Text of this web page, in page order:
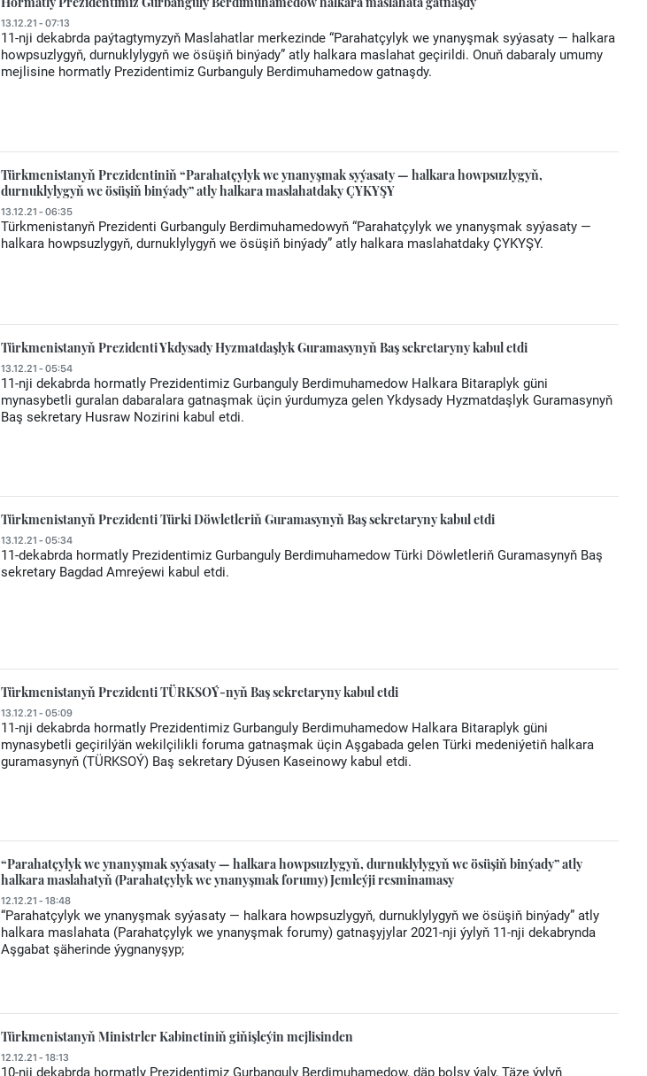
13.12.21 - 07:13
11-nji dekabrda paýtagtymyzyň Maslahatlar merkezinde “Parahatçylyk we ynanyşmak syýasaty — halkara
howpsuzlygyň, durnuklylygyň we ösüşiň binýady” atly halkara maslahat geçirildi. Onuň dabaraly umumy
mejlisine hormatly Prezidentimiz Gurbanguly Berdimuhamedow gatnaşdy.
Türkmenistanyň Prezidentiniň “Parahatçylyk we ynanyşmak syýasaty — halkara howpsuzlygyň,
durnuklylygyň we ösüşiň binýady” atly halkara maslahatdaky ÇYKYŞY
13.12.21 - 06:35
Türkmenistanyň Prezidenti Gurbanguly Berdimuhamedowyň “Parahatçylyk we ynanyşmak syýasaty —
halkara howpsuzlygyň, durnuklylygyň we ösüşiň binýady” atly halkara maslahatdaky ÇYKYŞY.
Türkmenistanyň Prezidenti Ykdysady Hyzmatdaşlyk Guramasynyň Baş sekretaryny kabul etdi
13.12.21 - 05:54
11-nji dekabrda hormatly Prezidentimiz Gurbanguly Berdimuhamedow Halkara Bitaraplyk güni
mynasybetli guralan dabaralara gatnaşmak üçin ýurdumyza gelen Ykdysady Hyzmatdaşlyk Guramasynyň
Baş sekretary Husraw Nozirini kabul etdi.
Türkmenistanyň Prezidenti Türki Döwletleriň Guramasynyň Baş sekretaryny kabul etdi
13.12.21 - 05:34
11-dekabrda hormatly Prezidentimiz Gurbanguly Berdimuhamedow Türki Döwletleriň Guramasynyň Baş
sekretary Bagdad Amreýewi kabul etdi.
Türkmenistanyň Prezidenti TÜRKSOÝ-nyň Baş sekretaryny kabul etdi
13.12.21 - 05:09
11-nji dekabrda hormatly Prezidentimiz Gurbanguly Berdimuhamedow Halkara Bitaraplyk güni
mynasybetli geçirilýän wekilçilikli foruma gatnaşmak üçin Aşgabada gelen Türki medeniýetiň halkara
guramasynyň (TÜRKSOÝ) Baş sekretary Dýusen Kaseinowy kabul etdi.
“Parahatçylyk we ynanyşmak syýasaty — halkara howpsuzlygyň, durnuklylygyň we ösüşiň binýady” atly
halkara maslahatyň (Parahatçylyk we ynanyşmak forumy) Jemleýji resminamasy
12.12.21 - 18:48
“Parahatçylyk we ynanyşmak syýasaty — halkara howpsuzlygyň, durnuklylygyň we ösüşiň binýady” atly
halkara maslahata (Parahatçylyk we ynanyşmak forumy) gatnaşyjylar 2021-nji ýylyň 11-nji dekabrynda
Aşgabat şäherinde ýygnanyşyp;
Türkmenistanyň Ministrler Kabinetiniň giňişleýin mejlisinden
12.12.21 - 18:13
10-nji dekabrda hormatly Prezidentimiz Gurbanguly Berdimuhamedow, däp bolşy ýaly, Täze ýylyň